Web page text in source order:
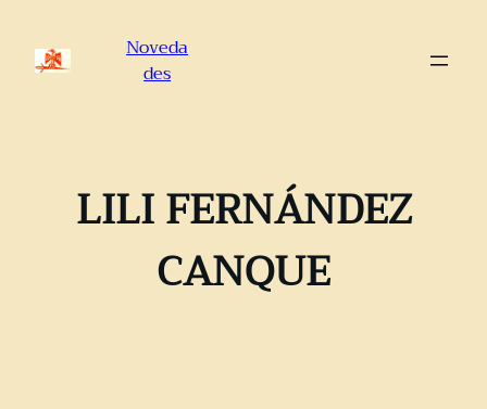
contenido
Noveda
des
LILI FERNÁNDEZ
CANQUE